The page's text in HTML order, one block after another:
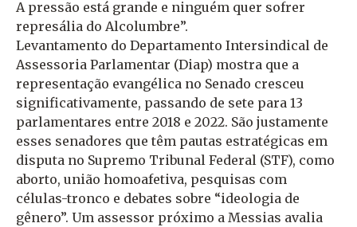
A pressão está grande e ninguém quer sofrer
represália do Alcolumbre”.
Levantamento do Departamento Intersindical de
Assessoria Parlamentar (Diap) mostra que a
representação evangélica no Senado cresceu
significativamente, passando de sete para 13
parlamentares entre 2018 e 2022. São justamente
esses senadores que têm pautas estratégicas em
disputa no Supremo Tribunal Federal (STF), como
aborto, união homoafetiva, pesquisas com
células-tronco e debates sobre “ideologia de
gênero”. Um assessor próximo a Messias avalia